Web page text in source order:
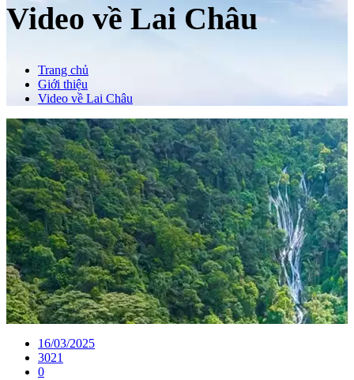
Video về Lai Châu
Trang chủ
Giới thiệu
Video về Lai Châu
16/03/2025
3021
0